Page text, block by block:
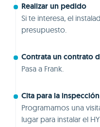
Realizar un pedido
Si te interesa, el
presupuesto.
Contrata un contrato
Pasa a Frank.
Cita para la inspección
Programamos una
lugar para instalar el